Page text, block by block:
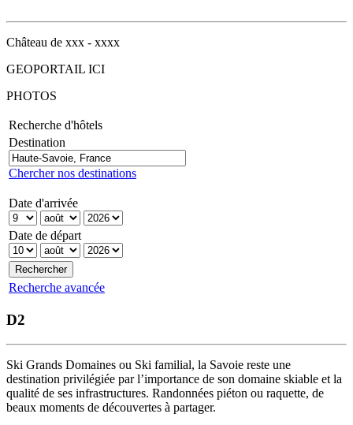
Château de xxx - xxxx
GEOPORTAIL ICI
PHOTOS
Recherche d'hôtels
Destination
Chercher nos destinations
Date d'arrivée
Date de départ
Recherche avancée
D2
Ski Grands Domaines ou Ski familial, la Savoie reste une
destination privilégiée par l’importance de son domaine skiable et la
qualité de ses infrastructures. Randonnées piéton ou raquette, de
beaux moments de découvertes à partager.